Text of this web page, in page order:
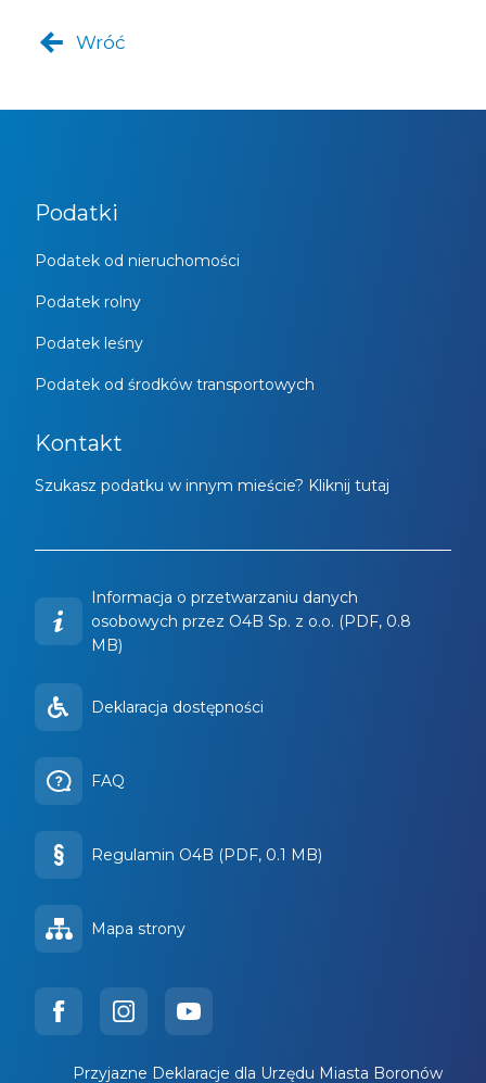
Wróć
Podatki
Podatek od nieruchomości
Podatek rolny
Podatek leśny
Podatek od środków transportowych
Kontakt
Szukasz podatku w innym mieście? Kliknij tutaj
Informacja o przetwarzaniu danych
osobowych przez O4B Sp. z o.o. (PDF, 0.8
MB)
Deklaracja dostępności
FAQ
Regulamin O4B (PDF, 0.1 MB)
Mapa strony
Przyjazne Deklaracje dla Urzędu Miasta Boronów